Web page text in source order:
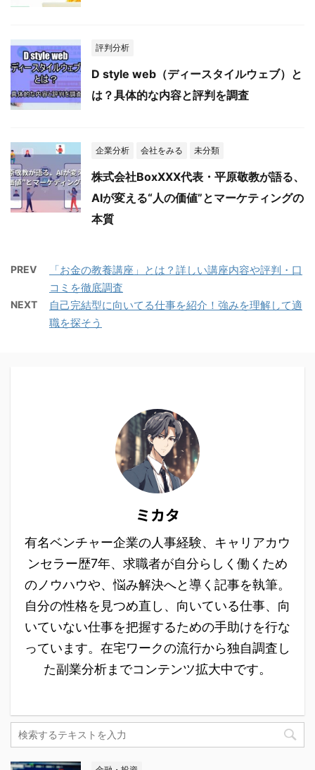
評判分析
D style web（ディースタイルウェブ）と
は？具体的な内容と評判を調査
企業分析 会社をみる 未分類
株式会社BoxXXX代表・平原敬教が語る、
AIが変える“人の価値”とマーケティングの
本質
PREV
「お金の教養講座」とは？詳しい講座内容や評判・口
コミを徹底調査
NEXT
自己完結型に向いてる仕事を紹介！強みを理解して適
職を探そう
ミカタ
有名ベンチャー企業の人事経験、キャリアカウ
ンセラー歴7年、求職者が自分らしく働くため
のノウハウや、悩み解決へと導く記事を執筆。
自分の性格を見つめ直し、向いている仕事、向
いていない仕事を把握するための手助けを行な
っています。在宅ワークの流行から独自調査し
た副業分析までコンテンツ拡大中です。